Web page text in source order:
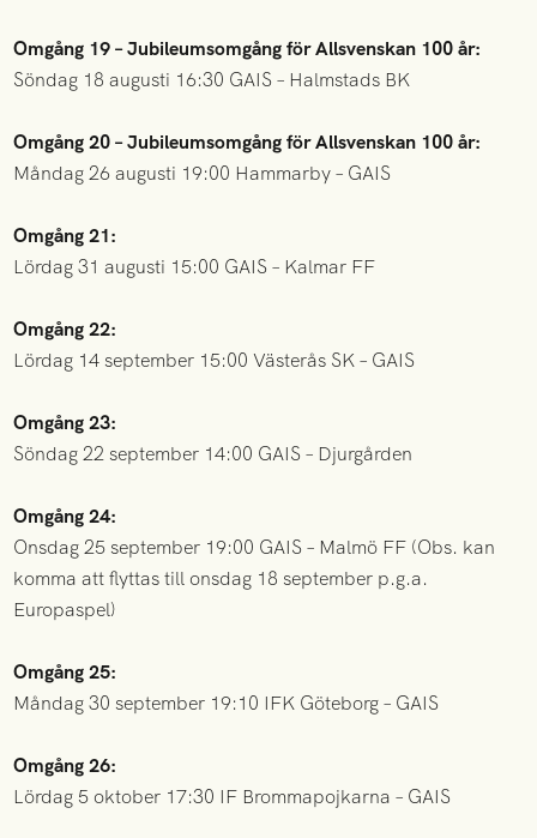
Omgång 19 – Jubileumsomgång för Allsvenskan 100 år:
Söndag 18 augusti 16:30 GAIS – Halmstads BK
Omgång 20 – Jubileumsomgång för Allsvenskan 100 år:
Måndag 26 augusti 19:00 Hammarby – GAIS
Omgång 21:
Lördag 31 augusti 15:00 GAIS – Kalmar FF
Omgång 22:
Lördag 14 september 15:00 Västerås SK – GAIS
Omgång 23:
Söndag 22 september 14:00 GAIS – Djurgården
Omgång 24:
Onsdag 25 september 19:00 GAIS – Malmö FF (Obs. kan
komma att flyttas till onsdag 18 september p.g.a.
Europaspel)
Omgång 25:
Måndag 30 september 19:10 IFK Göteborg – GAIS
Omgång 26:
Lördag 5 oktober 17:30 IF Brommapojkarna – GAIS